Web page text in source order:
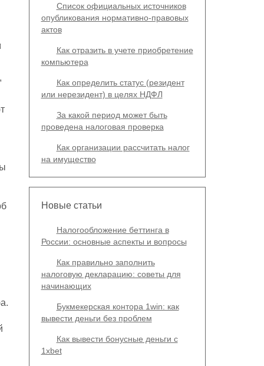
Список официальных источников
опубликования нормативно-правовых
актов
Как отразить в учете приобретение
компьютера
Как определить статус (резидент
или нерезидент) в целях НДФЛ
За какой период может быть
проведена налоговая проверка
Как организации рассчитать налог
на имущество
Новые статьи
Налогообложение беттинга в
России: основные аспекты и вопросы
Как правильно заполнить
налоговую декларацию: советы для
начинающих
Букмекерская контора 1win: как
вывести деньги без проблем
Как вывести бонусные деньги с
1xbet